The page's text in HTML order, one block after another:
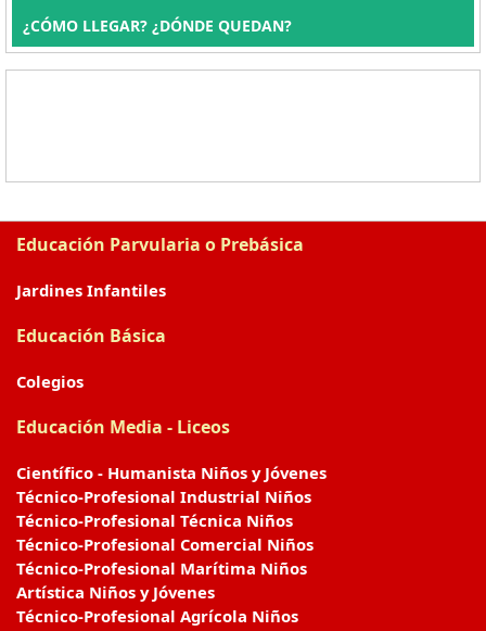
¿CÓMO LLEGAR? ¿DÓNDE QUEDAN?
Educación Parvularia o Prebásica
Jardines Infantiles
Educación Básica
Colegios
Educación Media - Liceos
Científico - Humanista Niños y Jóvenes
Técnico-Profesional Industrial Niños
Técnico-Profesional Técnica Niños
Técnico-Profesional Comercial Niños
Técnico-Profesional Marítima Niños
Artística Niños y Jóvenes
Técnico-Profesional Agrícola Niños